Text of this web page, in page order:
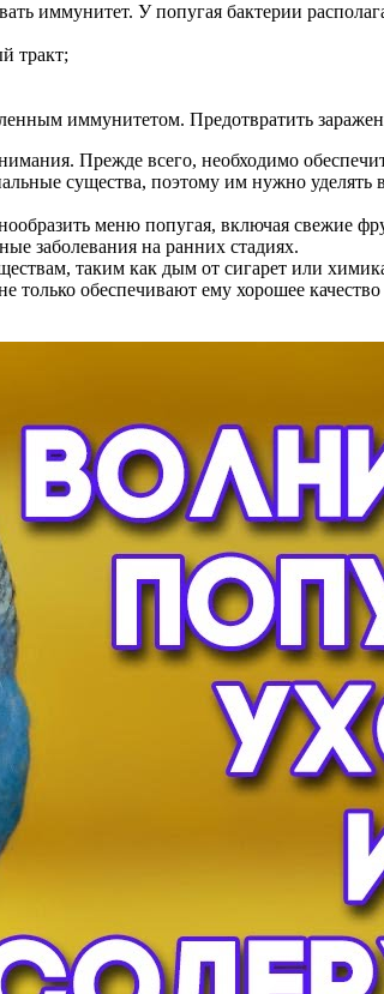
иммунитет. У попугая бактерии
тракт;
иммунитетом. Предотвратить
Прежде всего, необходимо
существа, поэтому им нужно уделять
меню попугая, включая свежие
заболевания на ранних стадиях.
таким как дым от сигарет или
только обеспечивают ему хорошее